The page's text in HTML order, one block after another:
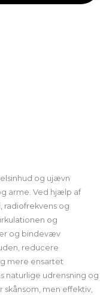
og ujævn
arme. Ved hjælp af
radiofrekvens og
og
og bindevæv
reducere
mere ensartet
naturlige udrensning og
men effektiv,